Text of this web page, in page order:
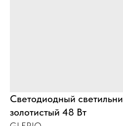
Светодиодный
золотистый 48 Вт